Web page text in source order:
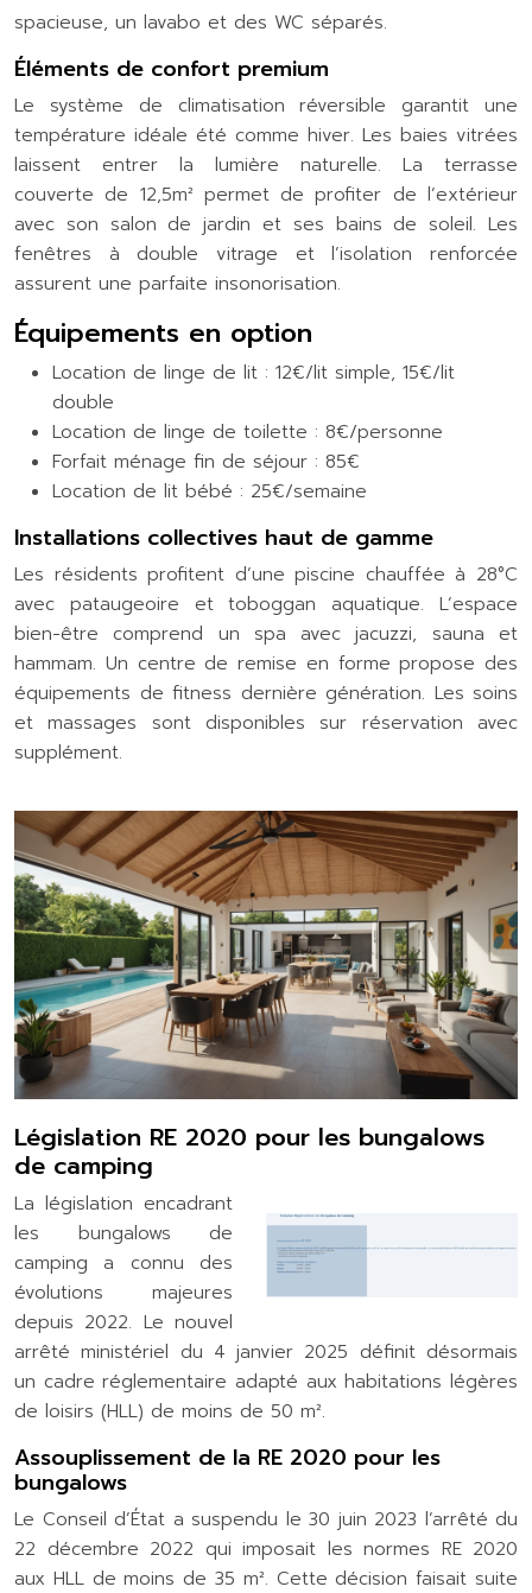
spacieuse, un lavabo et des WC séparés.
Éléments de confort premium
Le système de climatisation réversible garantit une
température idéale été comme hiver. Les baies vitrées
laissent entrer la lumière naturelle. La terrasse
couverte de 12,5m² permet de profiter de l’extérieur
avec son salon de jardin et ses bains de soleil. Les
fenêtres à double vitrage et l’isolation renforcée
assurent une parfaite insonorisation.
Équipements en option
Location de linge de lit : 12€/lit simple, 15€/lit
double
Location de linge de toilette : 8€/personne
Forfait ménage fin de séjour : 85€
Location de lit bébé : 25€/semaine
Installations collectives haut de gamme
Les résidents profitent d’une piscine chauffée à 28°C
avec pataugeoire et toboggan aquatique. L’espace
bien-être comprend un spa avec jacuzzi, sauna et
hammam. Un centre de remise en forme propose des
équipements de fitness dernière génération. Les soins
et massages sont disponibles sur réservation avec
supplément.
Législation RE 2020 pour les bungalows
de camping
La législation encadrant
les bungalows de
camping a connu des
évolutions majeures
depuis 2022. Le nouvel
arrêté ministériel du 4 janvier 2025 définit désormais
un cadre réglementaire adapté aux habitations légères
de loisirs (HLL) de moins de 50 m².
Assouplissement de la RE 2020 pour les
bungalows
Le Conseil d’État a suspendu le 30 juin 2023 l’arrêté du
22 décembre 2022 qui imposait les normes RE 2020
aux HLL de moins de 35 m². Cette décision faisait suite